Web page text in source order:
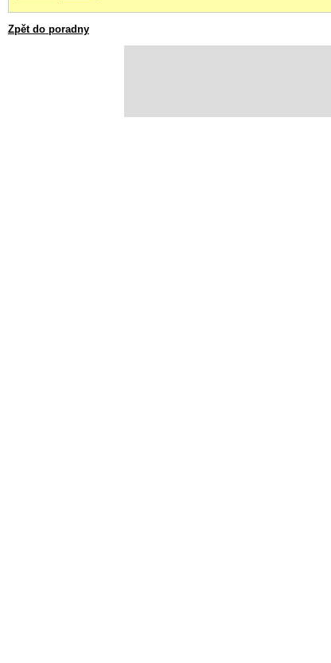
Zpět do poradny